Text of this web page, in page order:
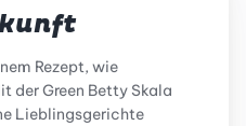
Rezept, wie
der Green Betty Skala
Lieblingsgerichte